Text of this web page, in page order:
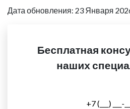
Дата обновления: 23 Января
Бесплатная
наших